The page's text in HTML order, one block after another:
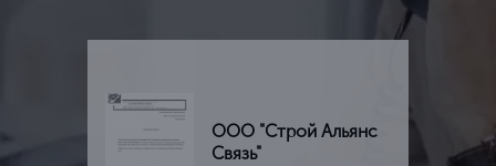
ООО "Строй Альянс
Связь"